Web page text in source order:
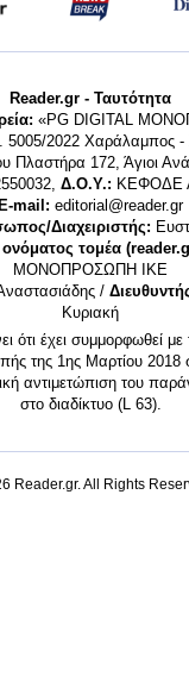
Reader.gr - Ταυτότητα
«PG DIGITAL
5005/2022 Χαράλαμπος -
Πλαστήρα 172, Άγιοι
Δ.Ο.Υ.: ΚΕΦΟΔΕ
E-mail: editorial@reader.gr
Διαχειριστής:
τομέα
MONΟΠΡΟΣΩΠΗ ΙΚΕ
/
Κυριακή
ότι έχει συμμορφωθεί
της 1ης Μαρτίου 2018
αντιμετώπιση του
στο διαδίκτυο (L 63).
Reader.gr. All Rights